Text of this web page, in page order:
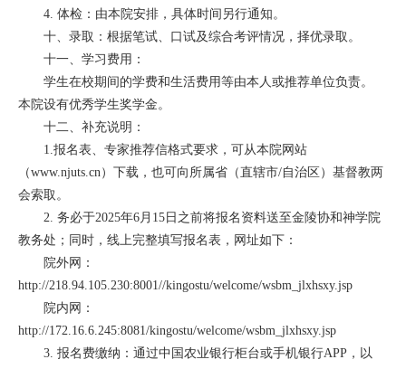
4. 体检：由本院安排，具体时间另行通知。
十、录取：根据笔试、口试及综合考评情况，择优录取。
十一、学习费用：
学生在校期间的学费和生活费用等由本人或推荐单位负责。
本院设有优秀学生奖学金。
十二、补充说明：
1.报名表、专家推荐信格式要求，可从本院网站
（www.njuts.cn）下载，也可向所属省（直辖市/自治区）基督教两
会索取。
2. 务必于2025年6月15日之前将报名资料送至金陵协和神学院
教务处；同时，线上完整填写报名表，网址如下：
院外网：
http://218.94.105.230:8001//kingostu/welcome/wsbm_jlxhsxy.jsp
院内网：
http://172.16.6.245:8081/kingostu/welcome/wsbm_jlxhsxy.jsp
3. 报名费缴纳：通过中国农业银行柜台或手机银行APP，以